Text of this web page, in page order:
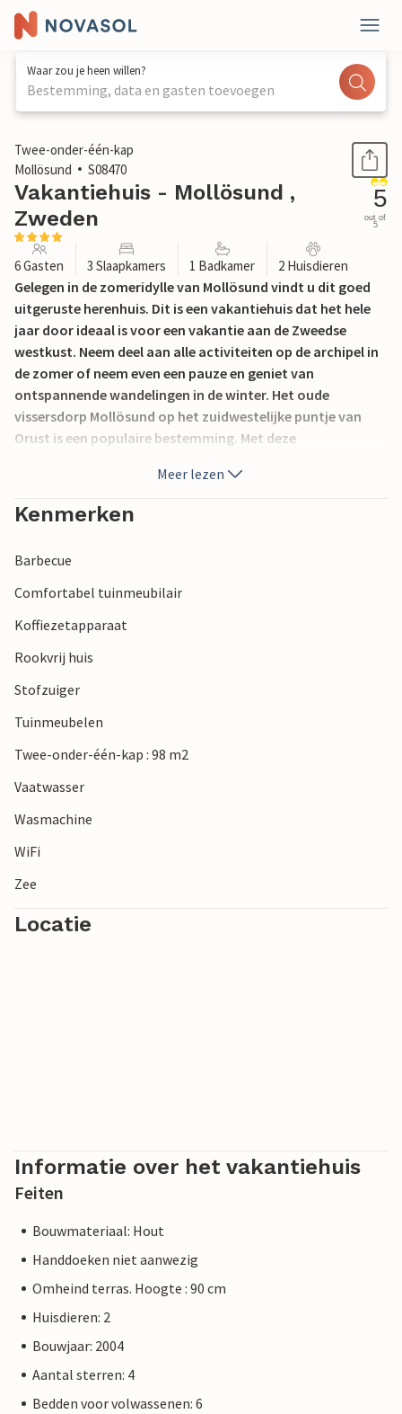
Waar zou je heen willen?
Bestemming, data en gasten toevoegen
1 / 17
Twee-onder-één-kap
Mollösund
S08470
Vakantiehuis - Mollösund ,
Zweden
5
out of
5
6 Gasten 3 Slaapkamers 1 Badkamer 2 Huisdieren
Gelegen in de zomeridylle van Mollösund vindt u dit goed
uitgeruste herenhuis. Dit is een vakantiehuis dat het hele
jaar door ideaal is voor een vakantie aan de Zweedse
westkust. Neem deel aan alle activiteiten op de archipel in
de zomer of neem even een pauze en geniet van
ontspannende wandelingen in de winter. Het oude
vissersdorp Mollösund op het zuidwestelijke puntje van
Orust is een populaire bestemming. Met deze
plaatsen in de regio wilt verkennen. Op ongeveer 30 km van
het vakantiehuis bereikt u Henån, de centrale stad van
Orust.
Meer lezen
Kenmerken
Barbecue
Comfortabel tuinmeubilair
Koffiezetapparaat
Rookvrij huis
Stofzuiger
Tuinmeubelen
Twee-onder-één-kap : 98 m2
Vaatwasser
Wasmachine
WiFi
Zee
Locatie
Informatie over het vakantiehuis
Feiten
Bouwmateriaal: Hout
Handdoeken niet aanwezig
Omheind terras. Hoogte : 90 cm
Huisdieren: 2
Bouwjaar: 2004
Aantal sterren: 4
Bedden voor volwassenen: 6